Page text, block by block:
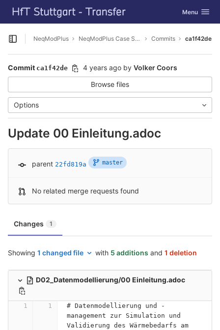
Skip to content
GitLab Toggle
Menu
Open sidebar
NeqModPlus NeqModPlus Case Study HFT Campus Commits ca1f42de
Commit ca1f42de 4 years ago by Volker Coors
Browse files
Options
Update 00 Einleitung.adoc
parent 22fd819a master
No related merge requests found
Changes 1
Showing 1 changed file with 5 additions and 1 deletion
D02_Datenmodellierung/00 Einleitung.adoc
# Datenmodellierung und -
management zur Simulation und
Validierung des Wärmebedarfs am